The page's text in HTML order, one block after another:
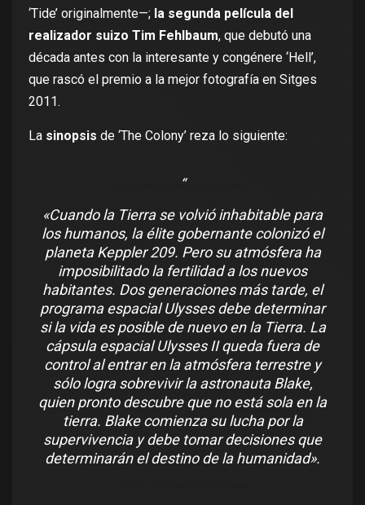
‘Tide’ originalmente—; la segunda película del
realizador suizo Tim Fehlbaum, que debutó una
década antes con la interesante y congénere ‘Hell’,
que rascó el premio a la mejor fotografía en Sitges
2011.
La sinopsis de ‘The Colony’ reza lo siguiente:
«Cuando la Tierra se volvió inhabitable para
los humanos, la élite gobernante colonizó el
planeta Keppler 209. Pero su atmósfera ha
imposibilitado la fertilidad a los nuevos
habitantes. Dos generaciones más tarde, el
programa espacial Ulysses debe determinar
si la vida es posible de nuevo en la Tierra. La
cápsula espacial Ulysses II queda fuera de
control al entrar en la atmósfera terrestre y
sólo logra sobrevivir la astronauta Blake,
quien pronto descubre que no está sola en la
tierra. Blake comienza su lucha por la
supervivencia y debe tomar decisiones que
determinarán el destino de la humanidad».